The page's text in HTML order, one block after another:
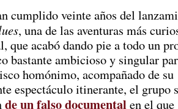
cumplido veinte años del
, una de las aventuras más
que acabó dando pie a todo un
bastante ambicioso y singular
homónimo, acompañado de su
espectáculo itinerante, el grupo
de un falso documental en el